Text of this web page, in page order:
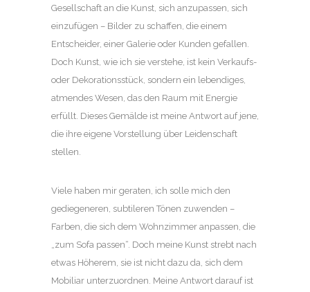
Gesellschaft an die Kunst, sich anzupassen, sich
einzufügen – Bilder zu schaffen, die einem
Entscheider, einer Galerie oder Kunden gefallen.
Doch Kunst, wie ich sie verstehe, ist kein Verkaufs-
oder Dekorationsstück, sondern ein lebendiges,
atmendes Wesen, das den Raum mit Energie
erfüllt. Dieses Gemälde ist meine Antwort auf jene,
die ihre eigene Vorstellung über Leidenschaft
stellen.
Viele haben mir geraten, ich solle mich den
gediegeneren, subtileren Tönen zuwenden –
Farben, die sich dem Wohnzimmer anpassen, die
„zum Sofa passen“. Doch meine Kunst strebt nach
etwas Höherem, sie ist nicht dazu da, sich dem
Mobiliar unterzuordnen. Meine Antwort darauf ist